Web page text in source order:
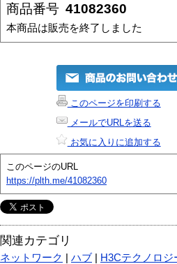
商品番号 41082360
本商品は販売を終了しました
このページを印刷する
メールでURLを送る
お気に入りに追加する
このページのURL
https://plth.me/41082360
関連カテゴリ
ネットワーク ハブ H3Cテクノロ